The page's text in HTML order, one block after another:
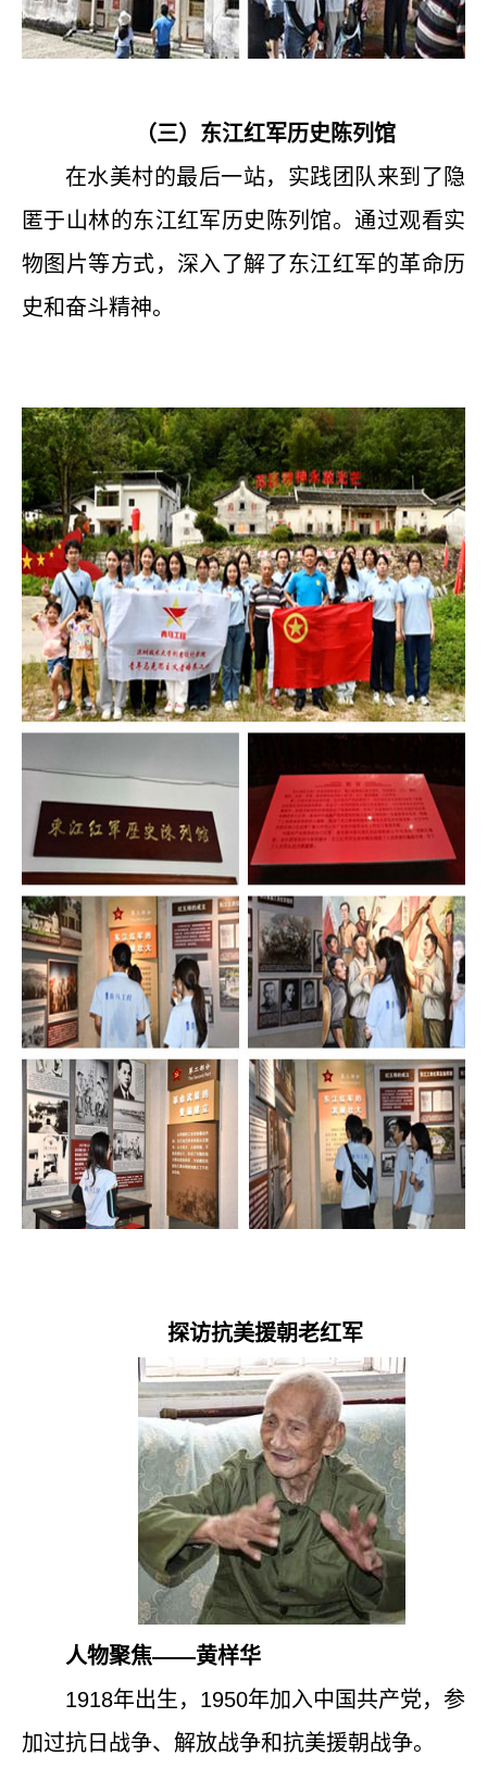
（三）东江红军历史陈列馆
在水美村的最后一站，实践团队来到了隐
匿于山林的东江红军历史陈列馆。通过观看实
物图片等方式，深入了解了东江红军的革命历
史和奋斗精神。
探访抗美援朝老红军
人物聚焦——黄样华
1918年出生， 1950年加入中国共产党，参
加过抗日战争、解放战争和抗美援朝战争。